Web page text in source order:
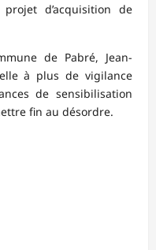
d’acquisition de
de Pabré, Jean-
à plus de vigilance
de sensibilisation
fin au désordre.